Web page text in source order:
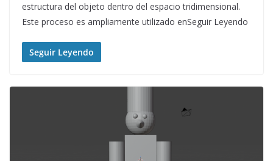
estructura del objeto dentro del espacio tridimensional.
Este proceso es ampliamente utilizado enSeguir Leyendo
Seguir Leyendo